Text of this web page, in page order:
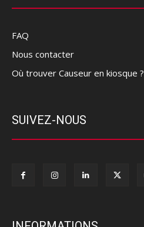
FAQ
Nous contacter
Où trouver Causeur en kiosque ?
SUIVEZ-NOUS